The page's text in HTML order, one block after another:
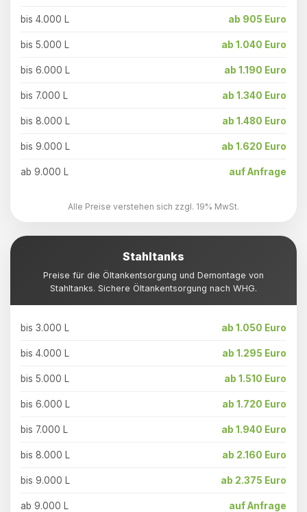
bis 4.000 L ab 905 Euro
bis 5.000 L ab 1.040 Euro
bis 6.000 L ab 1.190 Euro
bis 7.000 L ab 1.340 Euro
bis 8.000 L ab 1.480 Euro
bis 9.000 L ab 1.620 Euro
ab 9.000 L auf Anfrage
Alle Preise verstehen sich zzgl. 19% MwSt.
Stahltanks
Preise für die Öltankentsorgung und Demontage von
Stahltanks. Sichere Öltankentsorgung nach WHG.
bis 3.000 L ab 1.050 Euro
bis 4.000 L ab 1.295 Euro
bis 5.000 L ab 1.510 Euro
bis 6.000 L ab 1.720 Euro
bis 7.000 L ab 1.940 Euro
bis 8.000 L ab 2.160 Euro
bis 9.000 L ab 2.375 Euro
ab 9.000 L auf Anfrage